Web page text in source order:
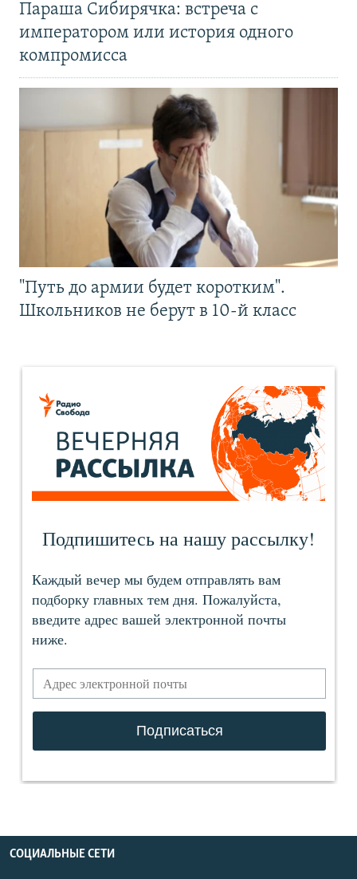
Параша Сибирячка: встреча с
императором или история одного
компромисса
"Путь до армии будет коротким".
Школьников не берут в 10-й класс
СОЦИАЛЬНЫЕ СЕТИ